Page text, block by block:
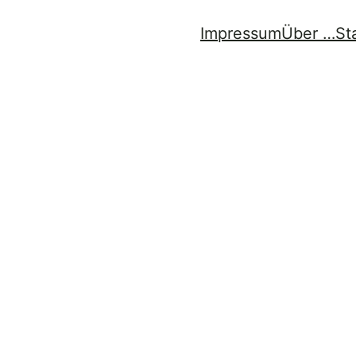
ImpressumÜber …